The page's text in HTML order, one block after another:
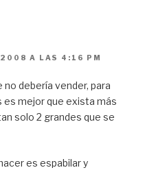
2008 A LAS 4:16 PM
no debería vender, para
mejor que exista más
solo 2 grandes que se
es espabilar y